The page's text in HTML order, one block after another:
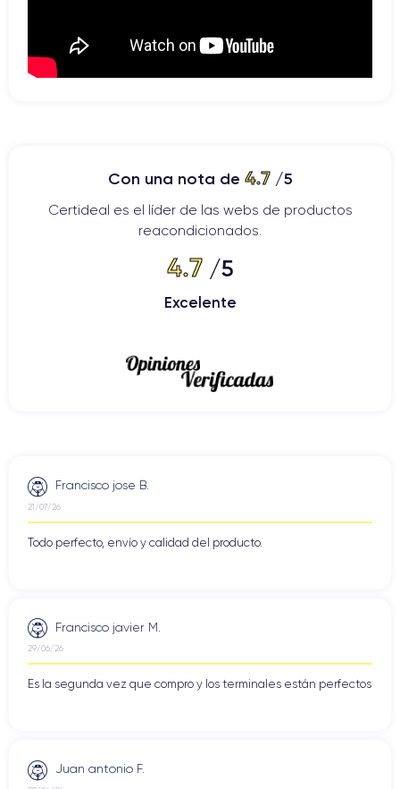
Con una nota de 4.7/5
Certideal es el líder de las webs de productos
reacondicionados.
4.7/5
Excelente
Francisco jose B.
21/07/26
Todo perfecto, envío y calidad del producto.
Francisco javier M.
29/06/26
Es la segunda vez que compro y los terminales están perfectos
Juan antonio F.